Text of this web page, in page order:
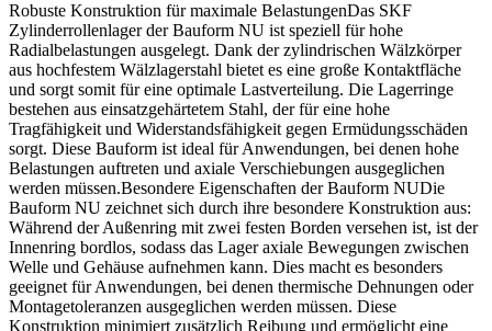
Robuste Konstruktion für maximale BelastungenDas SKF
Zylinderrollenlager der Bauform NU ist speziell für hohe
Radialbelastungen ausgelegt. Dank der zylindrischen Wälzkörper
aus hochfestem Wälzlagerstahl bietet es eine große Kontaktfläche
und sorgt somit für eine optimale Lastverteilung. Die Lagerringe
bestehen aus einsatzgehärtetem Stahl, der für eine hohe
Tragfähigkeit und Widerstandsfähigkeit gegen Ermüdungsschäden
sorgt. Diese Bauform ist ideal für Anwendungen, bei denen hohe
Belastungen auftreten und axiale Verschiebungen ausgeglichen
werden müssen.Besondere Eigenschaften der Bauform NUDie
Bauform NU zeichnet sich durch ihre besondere Konstruktion aus:
Während der Außenring mit zwei festen Borden versehen ist, ist der
Innenring bordlos, sodass das Lager axiale Bewegungen zwischen
Welle und Gehäuse aufnehmen kann. Dies macht es besonders
geeignet für Anwendungen, bei denen thermische Dehnungen oder
Montagetoleranzen ausgeglichen werden müssen. Diese
Konstruktion minimiert zusätzlich Reibung und ermöglicht eine